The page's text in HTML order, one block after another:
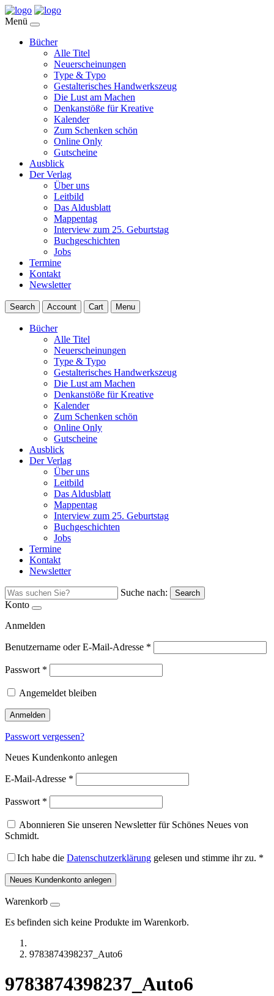
Menü
Bücher
Alle Titel
Neuerscheinungen
Type & Typo
Gestalterisches Handwerkszeug
Die Lust am Machen
Denkanstöße für Kreative
Kalender
Zum Schenken schön
Online Only
Gutscheine
Ausblick
Der Verlag
Über uns
Leitbild
Das Aldusblatt
Mappentag
Interview zum 25. Geburtstag
Buchgeschichten
Jobs
Termine
Kontakt
Newsletter
Search Account Cart Menu
Bücher
Alle Titel
Neuerscheinungen
Type & Typo
Gestalterisches Handwerkszeug
Die Lust am Machen
Denkanstöße für Kreative
Kalender
Zum Schenken schön
Online Only
Gutscheine
Ausblick
Der Verlag
Über uns
Leitbild
Das Aldusblatt
Mappentag
Interview zum 25. Geburtstag
Buchgeschichten
Jobs
Termine
Kontakt
Newsletter
Suche nach: Search
Konto
Anmelden
Benutzername oder E-Mail-Adresse *
Passwort *
Angemeldet bleiben
Anmelden
Passwort vergessen?
Neues Kundenkonto anlegen
E-Mail-Adresse *
Passwort *
Abonnieren Sie unseren Newsletter für Schönes Neues von
Schmidt.
Ich habe die Datenschutzerklärung gelesen und stimme ihr zu. *
Neues Kundenkonto anlegen
Warenkorb
Es befinden sich keine Produkte im Warenkorb.
9783874398237_Auto6
9783874398237_Auto6